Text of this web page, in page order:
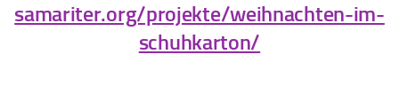
samariter.org/projekte/weihnachten-im-
schuhkarton/